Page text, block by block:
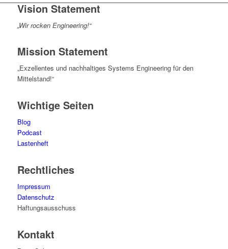
Vision Statement
„Wir rocken Engineering!“
Mission Statement
„Exzellentes und nachhaltiges Systems Engineering für den
Mittelstand!“
Wichtige Seiten
Blog
Podcast
Lastenheft
Rechtliches
Impressum
Datenschutz
Haftungsausschuss
Kontakt